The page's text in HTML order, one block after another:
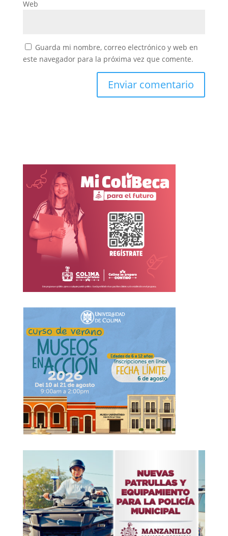
Web
Guarda mi nombre, correo electrónico y web en
este navegador para la próxima vez que comente.